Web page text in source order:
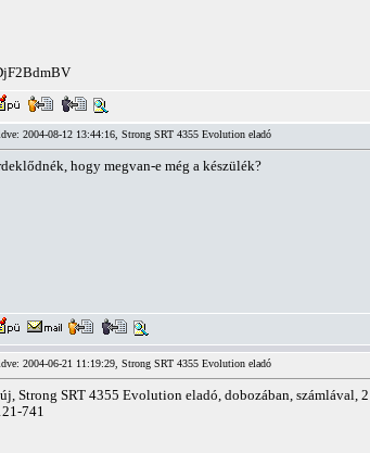
2004-08-12 13:44:16, Strong SRT 4355 Evolution eladó
hogy megvan-e még a készülék?
2004-06-21 11:19:29, Strong SRT 4355 Evolution eladó
Strong SRT 4355 Evolution eladó, dobozában, számlával,
741